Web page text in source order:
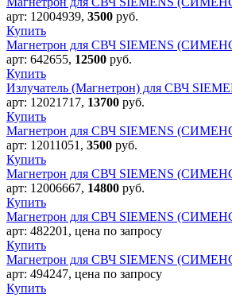
арт: 12004939, 3500 руб.
Купить
Магнетрон для СВЧ SIEMENS
арт: 642655, 12500 руб.
Купить
Излучатель (Магнетрон) для СВЧ
арт: 12021717, 13700 руб.
Купить
Магнетрон для СВЧ SIEMENS
арт: 12011051 , 3500 руб.
Купить
Магнетрон для СВЧ SIEMENS
арт: 12006667, 14800 руб.
Купить
Магнетрон для СВЧ SIEMENS
арт: 482201 , цена по запросу
Купить
Магнетрон для СВЧ SIEMENS
арт: 494247, цена по запросу
Купить